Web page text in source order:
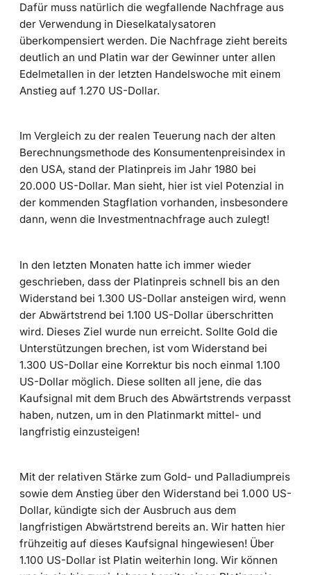
Dafür muss natürlich die wegfallende Nachfrage aus
der Verwendung in Dieselkatalysatoren
überkompensiert werden. Die Nachfrage zieht bereits
deutlich an und Platin war der Gewinner unter allen
Edelmetallen in der letzten Handelswoche mit einem
Anstieg auf 1.270 US-Dollar.
Im Vergleich zu der realen Teuerung nach der alten
Berechnungsmethode des Konsumentenpreisindex in
den USA, stand der Platinpreis im Jahr 1980 bei
20.000 US-Dollar. Man sieht, hier ist viel Potenzial in
der kommenden Stagflation vorhanden, insbesondere
dann, wenn die Investmentnachfrage auch zulegt!
In den letzten Monaten hatte ich immer wieder
geschrieben, dass der Platinpreis schnell bis an den
Widerstand bei 1.300 US-Dollar ansteigen wird, wenn
der Abwärtstrend bei 1.100 US-Dollar überschritten
wird. Dieses Ziel wurde nun erreicht. Sollte Gold die
Unterstützungen brechen, ist vom Widerstand bei
1.300 US-Dollar eine Korrektur bis noch einmal 1.100
US-Dollar möglich. Diese sollten all jene, die das
Kaufsignal mit dem Bruch des Abwärtstrends verpasst
haben, nutzen, um in den Platinmarkt mittel- und
langfristig einzusteigen!
Mit der relativen Stärke zum Gold- und Palladiumpreis
sowie dem Anstieg über den Widerstand bei 1.000 US-
Dollar, kündigte sich der Ausbruch aus dem
langfristigen Abwärtstrend bereits an. Wir hatten hier
frühzeitig auf dieses Kaufsignal hingewiesen! Über
1.100 US-Dollar ist Platin weiterhin long. Wir können